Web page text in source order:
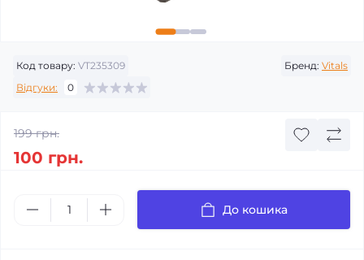
Код товару: VT235309 Бренд: Vitals
Відгуки:
0
199 грн.
100 грн.
До кошика